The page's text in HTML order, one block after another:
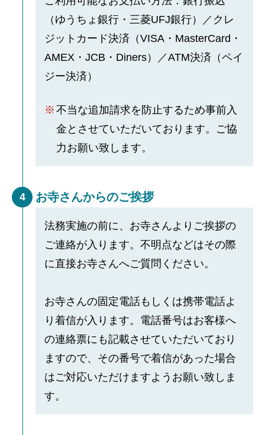
（ゆうちょ銀行・三菱UFJ銀行）／クレ
ジットカード決済（VISA・MasterCard・
AMEX・JCB・Diners）／ATM決済（ペイ
ジー決済）
不当な追加請求を防止するため事前入
金とさせていただいております。ご協
力お願い致します。
4 お寺さんからのご挨拶
法務実施の前に、お寺さんよりご挨拶の
ご連絡が入ります。不明点などはその際
に直接お寺さんへご質問ください。
お寺さんの固定電話もしくは携帯電話よ
り着信が入ります。電話番号はお客様へ
の連絡票にも記載させていただいており
ますので、その番号で着信があった場合
はご対応いただけますようお願い致しま
す。